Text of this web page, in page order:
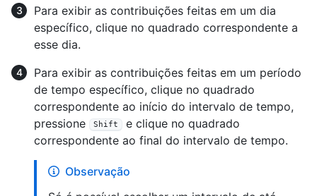
Para exibir as contribuições feitas em um dia
específico, clique no quadrado correspondente a
esse dia.
Para exibir as contribuições feitas em um período
de tempo específico, clique no quadrado
correspondente ao início do intervalo de tempo,
pressione
Shift
e clique no quadrado
correspondente ao final do intervalo de tempo.
Observação